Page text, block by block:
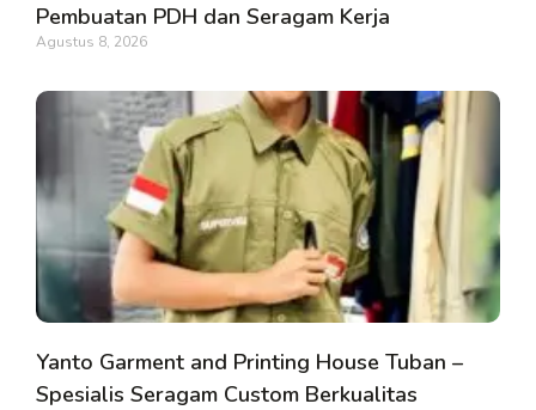
Pembuatan PDH dan Seragam Kerja
Agustus 8, 2026
Yanto Garment and Printing House Tuban –
Spesialis Seragam Custom Berkualitas